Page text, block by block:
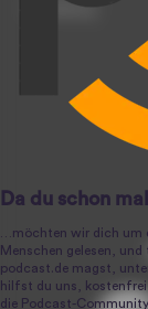
Anmeldung